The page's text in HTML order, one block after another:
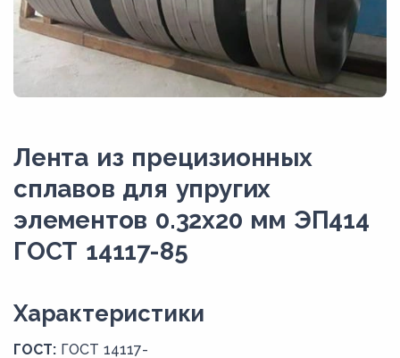
Лента из прецизионных
сплавов для упругих
элементов 0.32x20 мм ЭП414
ГОСТ 14117-85
Xарактеристики
ГОСТ: ГОСТ 14117-